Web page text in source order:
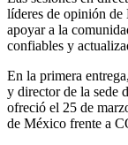
líderes de opinión
apoyar a la
confiables y
En la primera entrega,
y director de la sede
ofreció el 25 de
de México frente a